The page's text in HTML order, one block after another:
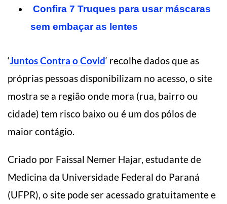
Confira 7 Truques para usar máscaras
sem embaçar as lentes
‘Juntos Contra o Covid‘ recolhe dados que as
próprias pessoas disponibilizam no acesso, o site
mostra se a região onde mora (rua, bairro ou
cidade) tem risco baixo ou é um dos pólos de
maior contágio.
Criado por Faissal Nemer Hajar, estudante de
Medicina da Universidade Federal do Paraná
(UFPR), o site pode ser acessado gratuitamente e